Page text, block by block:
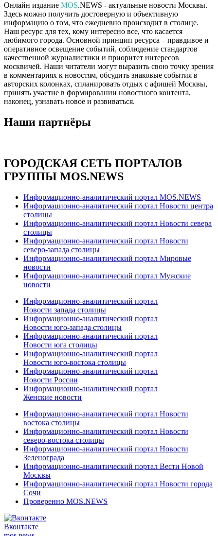
Онлайн издание MOS.NEWS - актуальные новости Москвы.
Здесь можно получить достоверную и объективную
информацию о том, что ежедневно происходит в столице.
Наш ресурс для тех, кому интересно все, что касается
любимого города. Основной принцип ресурса – правдивое и
оперативное освещение событий, соблюдение стандартов
качественной журналистики и приоритет интересов
москвичей. Наши читатели могут выразить свою точку зрения
в комментариях к новостям, обсудить знаковые события в
авторских колонках, спланировать отдых с афишей Москвы,
принять участие в формировании новостного контента,
наконец, узнавать новое и развиваться.
Наши партнёры
ГОРОДСКАЯ СЕТЬ ПОРТАЛОВ
ГРУППЫ MOS.NEWS
Информационно-аналитический портал MOS.NEWS
Информационно-аналитический портал Новости центра
столицы
Информационно-аналитический портал Новости севера
столицы
Информационно-аналитический портал Новости
северо-запада столицы
Информационно-аналитический портал Мировые
новости
Информационно-аналитический портал Мужские
новости
Информационно-аналитический портал
Новости запада столицы
Информационно-аналитический портал
Новости юго-запада столицы
Информационно-аналитический портал
Новости юга столицы
Информационно-аналитический портал
Новости юго-востока столицы
Информационно-аналитический портал
Новости России
Информационно-аналитический портал
Женские новости
Информационно-аналитический портал Новости
востока столицы
Информационно-аналитический портал Новости
северо-востока столицы
Информационно-аналитический портал Новости
Зеленограда
Информационно-аналитический портал Вести Новой
Москвы
Информационно-аналитический портал Новости города
Сочи
Проверенно MOS.NEWS
Вконтакте